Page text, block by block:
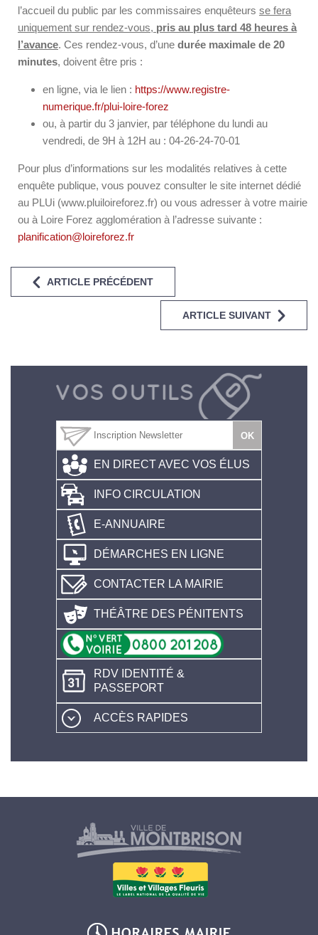
l’accueil du public par les commissaires enquêteurs se fera
uniquement sur rendez-vous, pris au plus tard 48 heures à
l’avance. Ces rendez-vous, d’une durée maximale de 20
minutes, doivent être pris :
en ligne, via le lien : https://www.registre-
numerique.fr/plui-loire-forez
ou, à partir du 3 janvier, par téléphone du lundi au
vendredi, de 9H à 12H au : 04-26-24-70-01
Pour plus d’informations sur les modalités relatives à cette
enquête publique, vous pouvez consulter le site internet dédié
au PLUi (www.pluiloireforez.fr) ou vous adresser à votre mairie
ou à Loire Forez agglomération à l’adresse suivante :
planification@loireforez.fr
ARTICLE PRÉCÉDENT
ARTICLE SUIVANT
EN DIRECT AVEC VOS ÉLUS
INFO CIRCULATION
E-ANNUAIRE
DÉMARCHES EN LIGNE
CONTACTER LA MAIRIE
THÉÂTRE DES PÉNITENTS
RDV IDENTITÉ &
PASSEPORT
ACCÈS RAPIDES